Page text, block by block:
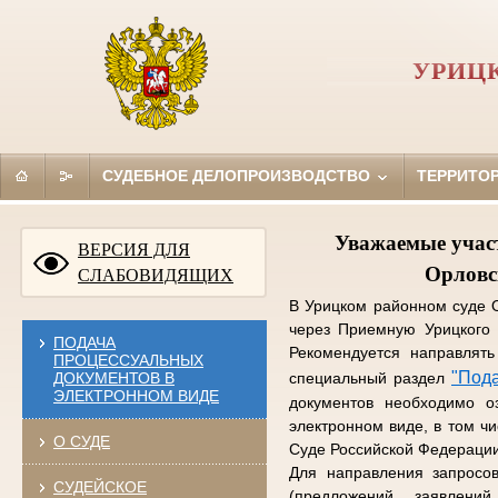
СУДЕБНОЕ ДЕЛОПРОИЗВОДСТВО
ВЕРСИЯ ДЛЯ
СЛАБОВИДЯЩИХ
ПОДАЧА
ПРОЦЕССУАЛЬНЫХ
ДОКУМЕНТОВ В
ЭЛЕКТРОННОМ ВИДЕ
О СУДЕ
СУДЕЙСКОЕ
Уважаемые
В Урицком районном суде
через Приемную Урицкого
Рекомендуется
специальный раздел
документов необходимо
электронном виде, в том
Суде Российской
Для направления